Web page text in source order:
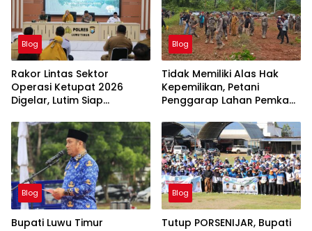
Blog
Rakor Lintas Sektor
Operasi Ketupat 2026
Digelar, Lutim Siap
Lebaran
Blog
Tidak Memiliki Alas Hak
Kepemilikan, Petani
Penggarap Lahan Pemkab
Ganti Rugi Tanah
Blog
Bupati Luwu Timur
Blog
Tutup PORSENIJAR, Bupati